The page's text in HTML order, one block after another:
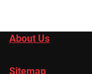
About Us
Sitemap